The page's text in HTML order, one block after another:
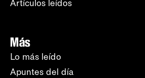
Artículos leídos
Más
Lo más leído
Apuntes del día